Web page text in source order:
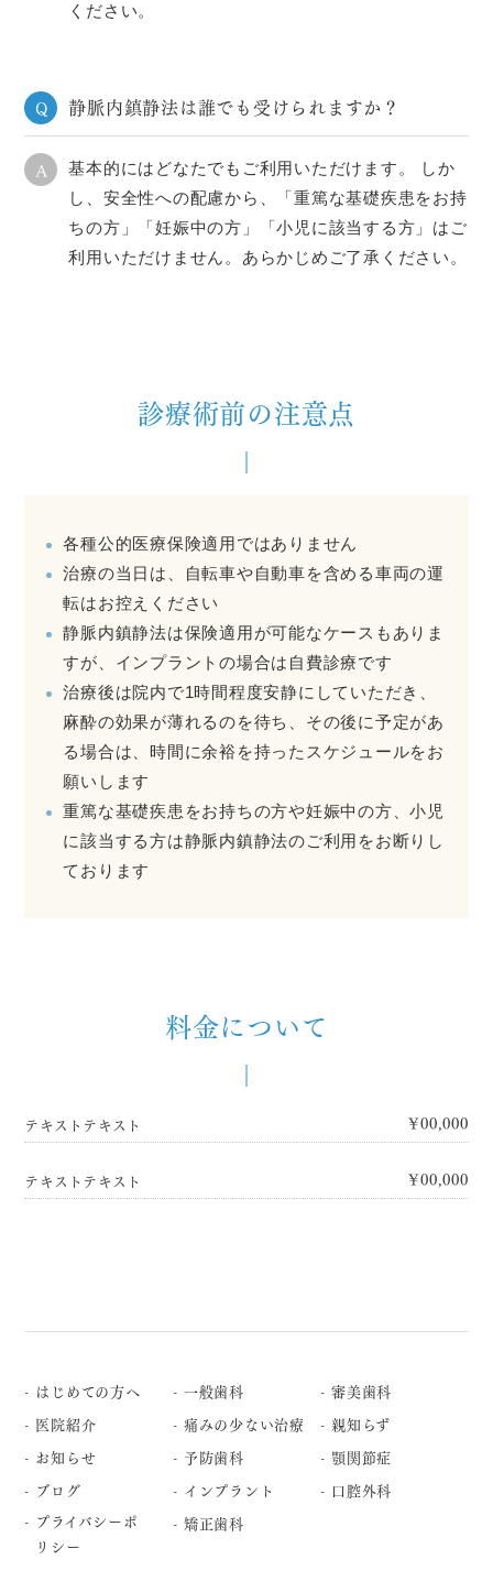
ください。
Q 静脈内鎮静法は誰でも受けられますか？
A
基本的にはどなたでもご利用いただけます。 しか
し、安全性への配慮から、「重篤な基礎疾患をお持
ちの方」「妊娠中の方」「小児に該当する方」はご
利用いただけません。あらかじめご了承ください。
診療術前の注意点
各種公的医療保険適用ではありません
治療の当日は、自転車や自動車を含める車両の運
転はお控えください
静脈内鎮静法は保険適用が可能なケースもありま
すが、インプラントの場合は自費診療です
治療後は院内で1時間程度安静にしていただき、
麻酔の効果が薄れるのを待ち、その後に予定があ
る場合は、時間に余裕を持ったスケジュールをお
願いします
重篤な基礎疾患をお持ちの方や妊娠中の方、小児
に該当する方は静脈内鎮静法のご利用をお断りし
ております
料金について
テキストテキスト ¥00,000
テキストテキスト ¥00,000
はじめての方へ
医院紹介
お知らせ
ブログ
プライバシーポ
リシー
一般歯科
痛みの少ない治療
予防歯科
インプラント
矯正歯科
審美歯科
親知らず
顎関節症
口腔外科